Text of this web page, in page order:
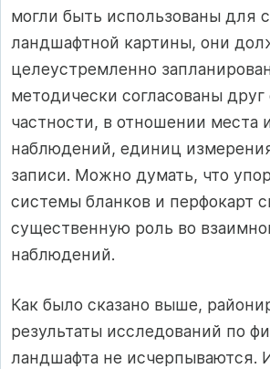
могли быть использованы для
ландшафтной картины, они
целеустремленно
методически согласованы
частности, в отношении места
наблюдений, единиц
записи. Можно думать, что
системы бланков и перфокарт
существенную роль во
наблюдений.
Как было сказано выше,
результаты исследований по
ландшафта не исчерпываются.